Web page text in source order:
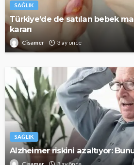
SAĞLIK
Türkiye’de de satılan bebek
kararı
Cisamer 3 ay önce
SAĞLIK
Alzheimer riskini azaltıyor: